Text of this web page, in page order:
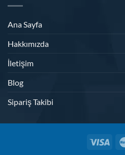
Ana Sayfa
Hakkımızda
İletişim
Blog
Sipariş Takibi